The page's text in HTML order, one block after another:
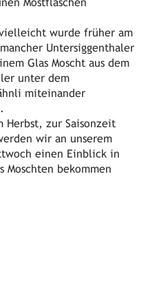
wurde früher am
Untersiggenthaler
Glas Moscht aus dem
unter dem
miteinander
Herbst, zur Saisonzeit
wir an unserem
einen Einblick in
Moschten bekommen